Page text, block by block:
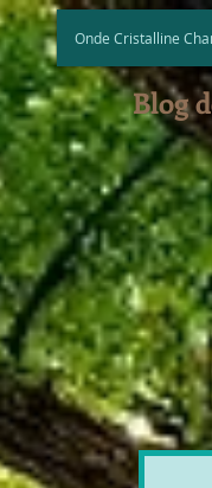
Blog
Onde Cristalline